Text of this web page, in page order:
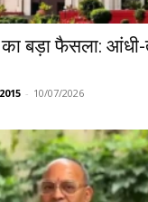
का बड़ा फैसला:
- 10/07/2026